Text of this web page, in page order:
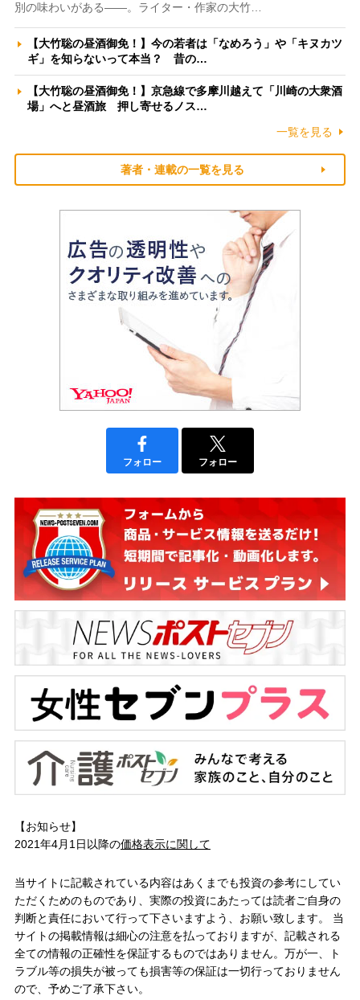
別の味わいがある――。ライター・作家の大竹…
【大竹聡の昼酒御免！】今の若者は「なめろう」や「キヌカツ
ギ」を知らないって本当？ 昔の…
【大竹聡の昼酒御免！】京急線で多摩川越えて「川崎の大衆酒
場」へと昼酒旅 押し寄せるノス…
一覧を見る
著者・連載の一覧を見る
フォロー フォロー
【お知らせ】
2021年4月1日以降の価格表示に関して
当サイトに記載されている内容はあくまでも投資の参考にしてい
ただくためのものであり、実際の投資にあたっては読者ご自身の
判断と責任において行って下さいますよう、お願い致します。 当
サイトの掲載情報は細心の注意を払っておりますが、記載される
全ての情報の正確性を保証するものではありません。万が一、ト
ラブル等の損失が被っても損害等の保証は一切行っておりません
ので、予めご了承下さい。